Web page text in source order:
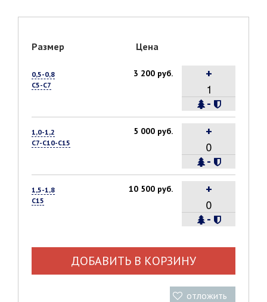
Размер Цена
0,5-0,8
С5-С7
3 200 руб.
-
+
1,0-1,2
С7-С10-С15
5 000 руб.
-
+
1,5-1,8
С15
10 500 руб.
-
+
ДОБАВИТЬ В КОРЗИНУ
отложить